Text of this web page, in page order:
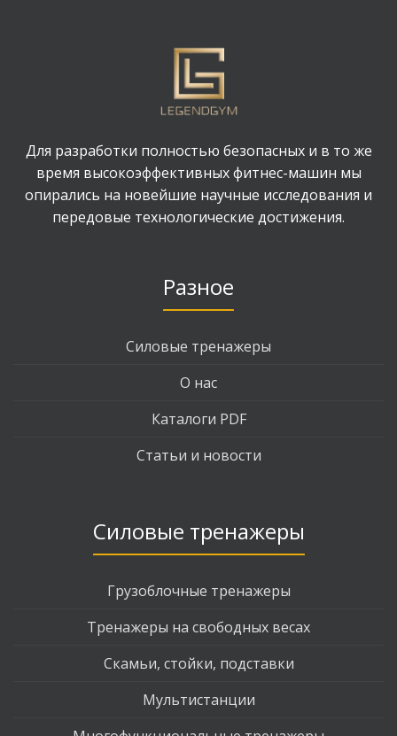
Для разработки полностью безопасных и в то же
время высокоэффективных фитнес-машин мы
опирались на новейшие научные исследования и
передовые технологические достижения.
Разное
Силовые тренажеры
О нас
Каталоги PDF
Статьи и новости
Силовые тренажеры
Грузоблочные тренажеры
Тренажеры на свободных весах
Скамьи, стойки, подставки
Мультистанции